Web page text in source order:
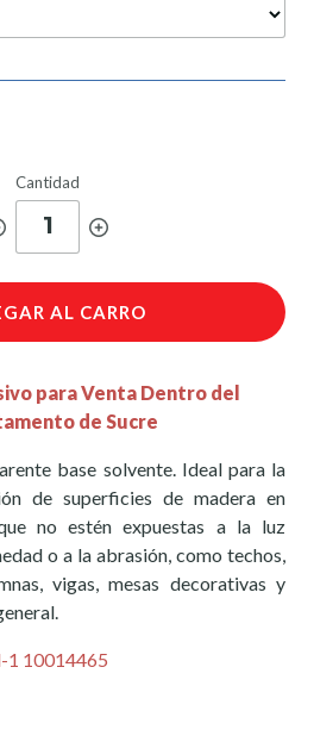
Cantidad
1
AL CARRO
para Venta Dentro del
de Sucre
base solvente. Ideal para la
de superficies de madera en
no estén expuestas a la luz
o a la abrasión, como techos,
vigas, mesas decorativas y
1 10014465